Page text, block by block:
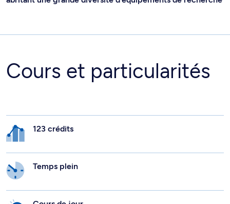
Cours et particularités
123 crédits
Temps plein